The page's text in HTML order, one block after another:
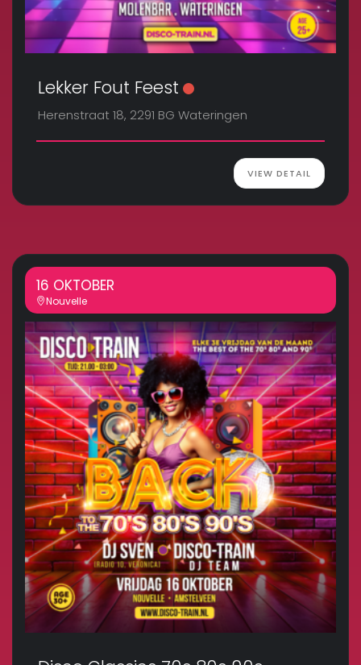
Lekker Fout Feest
Herenstraat 18, 2291 BG Wateringen
VIEW DETAIL
16 OKTOBER
Nouvelle